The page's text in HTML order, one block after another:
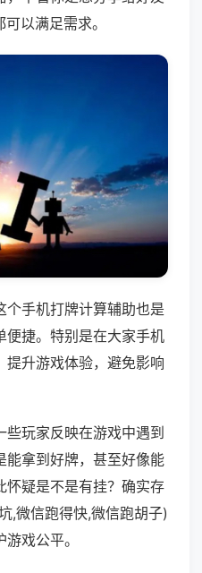
以满足需求。
个手机打牌计算辅助也是
便捷。特别是在大家手机
提升游戏体验，避免影响
玩家反映在游戏中遇到
能拿到好牌，甚至好像能
怀疑是不是有挂？确实存
,微信跑得快,微信跑胡子)
戏公平。